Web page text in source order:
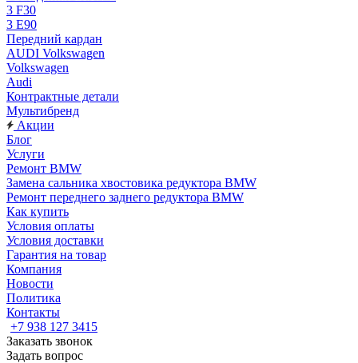
3 F30
3 E90
Передний кардан
AUDI Volkswagen
Volkswagen
Audi
Контрактные детали
Мультибренд
Акции
Блог
Услуги
Ремонт BMW
Замена сальника хвостовика редуктора BMW
Ремонт переднего заднего редуктора BMW
Как купить
Условия оплаты
Условия доставки
Гарантия на товар
Компания
Новости
Политика
Контакты
+7 938 127 3415
Заказать звонок
Задать вопрос